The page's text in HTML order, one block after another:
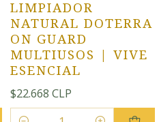
LIMPIADOR
NATURAL DOTERRA
ON GUARD
MULTIUSOS | VIVE
ESENCIAL
$22.668 CLP